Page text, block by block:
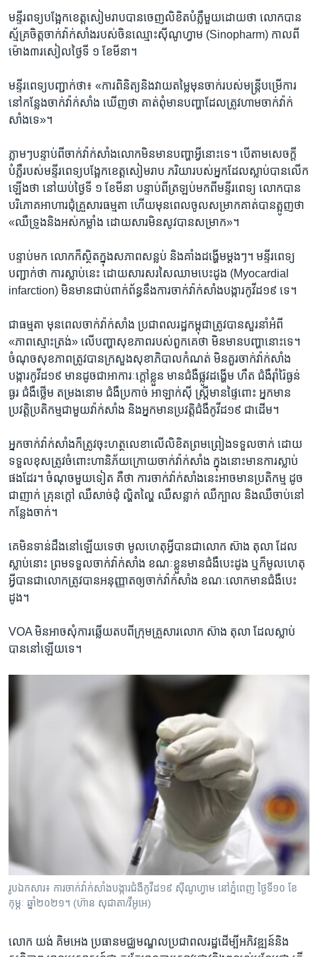
មន្ទីរ​ពទ្យ​បង្អែក​ខេត្ត​សៀម​រាប​បាន​ចេ​ញលិខិត​បំភ្លឺ​មួយ​ដោយ​ថា លោក​បាន​
ស្ម័គ្រចិត្ត​ចាក់​វ៉ាក់សាំង​របស់​ចិន​ឈ្មោះ​ស៊ីណូហ្វាម ​(Sinopharm) កាល​ពី​
ម៉ោង​៣​រសៀល​ថ្ងៃ​ទី​ ១ ខែ​មីនា។
មន្ទីរ​ពេទ្យ​បញ្ជាក់​ថា៖ «ការ​ពិនិត្យ​និង​វាយ​តម្លៃ​មុន​ចាក់​របស់​មន្រ្តី​បម្រើ​ការ​
នៅ​កន្លែង​ចាក់​វ៉ាក់សាំង ឃើញ​ថា​ គាត់​ពុំ​មាន​បញ្ហា​ដែល​ត្រូវ​ហាម​ចាក់​វ៉ាក់​
សាំង​ទេ»។
ភ្លាមៗ​បន្ទាប់​ពី​ចាក់​វ៉ាក់សាំង​លោក​មិន​មាន​បញ្ហា​អ្វី​នោះ​ទេ។ បើ​តាម​សេចក្តី​
បំភ្លឺ​របស់​មន្ទីរ​ពេទ្យ​បង្អែក​ខេត្ត​សៀមរាប ភរិយា​របស់​អ្នក​ដែល​ស្លាប់​បាន​លើក​
ឡើង​ថា​ នៅ​យប់​ថ្ងៃ​ទី ​១ ខែ​មីនា បន្ទាប់ពី​ត្រឡប់​មក​ពី​មន្ទីរពេទ្យ លោក​បាន​
បរិភោគ​អាហារ​ជុំគ្រួសារ​ធម្មតា ហើយ​មុន​ពេល​ចូល​សម្រាក​គាត់​បាន​ត្អូញ​ថា​
«​ឈឺ​ទ្រូង​និង​អស់​កម្លាំង​ ដោយ​សារ​មិន​សូវ​បាន​សម្រាក»។
បន្ទាប់​មក លោក​ក៏​ស្ថិត​ក្នុង​សភាព​សន្លប់ និង​គាំង​ដង្ហើម​ម្តងៗ​។ មន្ទីរ​ពេទ្យ​
បញ្ជាក់​ថា ​ការ​ស្លាប់​នេះ ដោយសារ​សរសៃ​ឈាម​បេះដូង ​(Myocardial
infarction) មិន​មាន​ជាប់​ពាក់​ព័ន្ធ​នឹង​ការ​ចាក់​វ៉ាក់​សាំង​បង្ការ​កូវីដ​១៩​ ទេ។
ជាធម្មតា មុន​ពេល​ចាក់​វ៉ាក់សាំង ប្រជាពលរដ្ឋ​កម្ពុជាត្រូវ​បាន​សួរ​នាំ​អំពី
«ភាព​ស្មោះ​ត្រង់» ​លើ​បញ្ហាសុខ​ភាព​របស់​ពួកគេ​ថា មិន​មាន​បញ្ហា​នោះ​ទេ។
ចំណុច​សុខភាព​ត្រូវ​បាន​ក្រសួង​សុខាភិបាល​កំណត់ មិន​គួរ​ចាក់​វ៉ាក់សាំង
បង្ការ​កូវីដ​១៩ មាន​ដូច​ជាអាការៈ​ក្តៅ​ខ្លួន មាន​ជំងឺ​ផ្លូវ​ដង្ហើម ហឺត ជំងឺ​រ៉ាំរ៉ៃ​ធ្ងន់​
ធ្ងរ ជំងឺ​ថ្លើម តម្រង​នោម ជំងឺ​ប្រកាច់ អាឡាក់​ស៊ី ស្រ្តី​មាន​ផ្ទៃ​ពោះ អ្នក​មាន​
ប្រវត្តិ​ប្រតិកម្ម​ជាមួយ​វ៉ាក់​សាំង និង​អ្នក​មាន​ប្រវត្តិជំងឺកូវីដ​១៩​ ជា​ដើម​។
​អ្នក​ចាក់​វ៉ាក់​សាំង​ក៏​ត្រូវ​ចុះហត្ថលេខា​លើ​លិខិតព្រម​ព្រៀង​ទទួល​ចាក់ ដោយ​
ទទួល​ខុស​ត្រូវ​ចំពោះ​ហានិភ័យ​ក្រោយ​ចាក់​វ៉ាក់សាំង ក្នុង​នោះ​មាន​ការ​ស្លាប់​
ផង​ដែរ។ ចំណុច​មួយទៀត គឺ​ថា ​ការ​ចាក់​វ៉ាក់​សាំង​នេះ​អាច​មាន​ប្រតិកម្ម ដូច​
ជា​ញាក់ គ្រុនក្តៅ ឈឺ​សាច់​ដុំ ល្ហិតល្ហៃ ឈឺ​សន្លាក់ ឈឺ​ក្បាល និង​ឈឺ​ចាប់​នៅ​
កន្លែង​ចាក់។
គេ​មិន​ទាន់​ដឹង​នៅ​ឡើយ​ទេ​ថា ​មូល​ហេតុ​អ្វី​បាន​ជា​លោក ស៊ាង តុលា ​ដែល​
ស្លាប់​នោះ ព្រម​ទទួល​ចាក់​វ៉ាក់​សាំង ខណៈ​ខ្លួន​មាន​ជំងឺ​បេះដូង ឬ​ក៏​មូល​ហេតុ​
អ្វី​បាន​ជា​លោក​ត្រូវ​បាន​អនុញ្ញាត​ឲ្យ​ចាក់​វ៉ាក់​សាំង ខណៈ​លោក​មាន​ជំងឺ​បេះ​
ដូង។
VOA ​មិន​អាច​សុំ​ការ​ឆ្លើយ​តប​ពី​ក្រុម​គ្រួសារ​លោក ស៊ាង តុលា ដែលស្លាប់​
បាន​នៅ​ឡើយ​ទេ។
រូបឯកសារ៖ ការ​ចាក់​វ៉ាក់សាំង​បង្ការ​ជំងឺ​កូវីដ១៩​ ស៊ីណូហ្វាម នៅ​ភ្នំពេញ​ ថ្ងៃ​ទី១០​ ខែ​
កុម្ភៈ​ ឆ្នាំ​២០២១​។ (ហ៊ាន សុជាតា/វីអូអេ)
លោក យង់ គិមអេង ប្រធាន​មជ្ឈមណ្ឌល​ប្រជាពល​រដ្ឋ​ដើម្បី​អភិវឌ្ឍន៍​និង​